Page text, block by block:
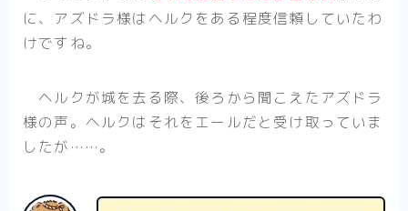
に、アズドラ様はヘルクをある程度信頼していたわ
けですね。
ヘルクが城を去る際、後ろから聞こえたアズドラ
様の声。ヘルクはそれをエールだと受け取っていま
したが……。